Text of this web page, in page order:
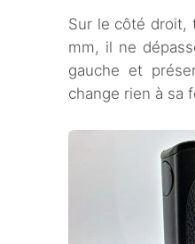
Sur le côté droit,
mm, il ne
gauche et
change rien à sa